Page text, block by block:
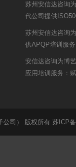
苏州安信达咨询
代公司提供
苏州安信达咨询
供APQP培训服务
安信达咨询为博
应用培训服务：
公司） 版权所有 苏ICP